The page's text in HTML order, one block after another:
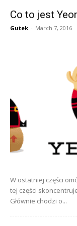
Co to jest
Gutek - March 7, 2016
W ostatniej części
tej części
Głównie chodzi o...